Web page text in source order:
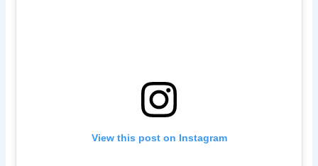
View this post on Instagram